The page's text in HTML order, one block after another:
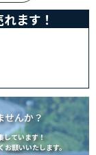
ます！
せんか？
しています！
願いいたします。